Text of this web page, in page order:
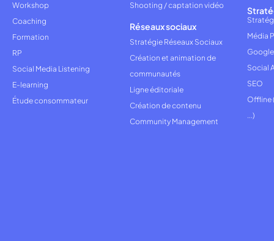
Workshop
Coaching
Formation
RP
Social Media Listening
E-learning
Étude consommateur
Shooting / captation vidéo
Réseaux sociaux
Stratégie Réseaux Sociaux
Création et animation de
communautés
Ligne éditoriale
Création de contenu
Community Management
Média
Social
SEO
Offline
...)